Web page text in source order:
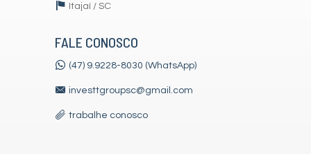
Itajaí / SC
FALE CONOSCO
(47) 9.9228-8030 (WhatsApp)
investtgroupsc@gmail.com
trabalhe conosco